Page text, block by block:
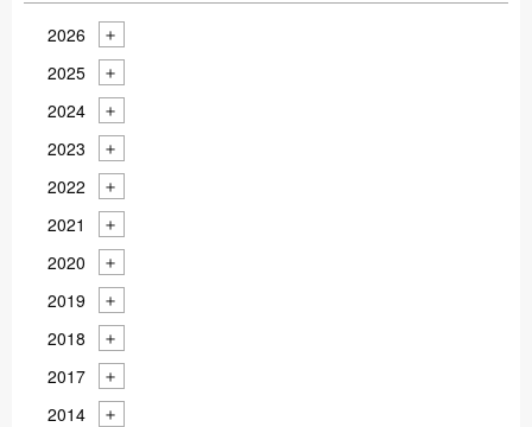
2026
2025
2024
2023
2022
2021
2020
2019
2018
2017
2014